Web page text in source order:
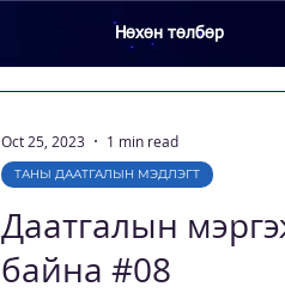
Нөхөн төлбөр
Даатгалын
байна #08
ТАНЫ ДААТГАЛЫН МЭДЛЭГТ
Oct 25, 2023 1 min read